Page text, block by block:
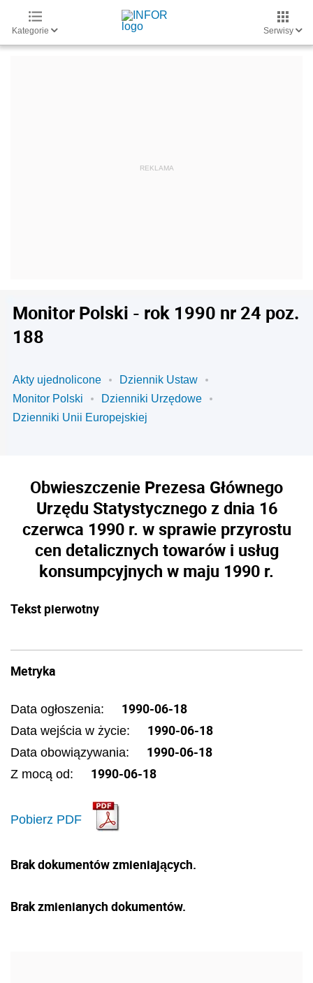
Kategorie Serwisy
Monitor Polski - rok 1990 nr 24 poz.
188
Akty ujednolicone
Dziennik Ustaw
Monitor Polski
Dzienniki Urzędowe
Dzienniki Unii Europejskiej
Obwieszczenie Prezesa Głównego
Urzędu Statystycznego z dnia 16
czerwca 1990 r. w sprawie przyrostu
cen detalicznych towarów i usług
konsumpcyjnych w maju 1990 r.
Tekst pierwotny
Metryka
Data ogłoszenia: 1990-06-18
Data wejścia w życie: 1990-06-18
Data obowiązywania: 1990-06-18
Z mocą od: 1990-06-18
Pobierz PDF
Brak dokumentów zmieniających.
Brak zmienianych dokumentów.